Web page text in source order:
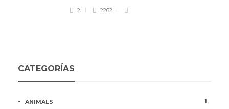
2 2262
CATEGORÍAS
ANIMALS 1